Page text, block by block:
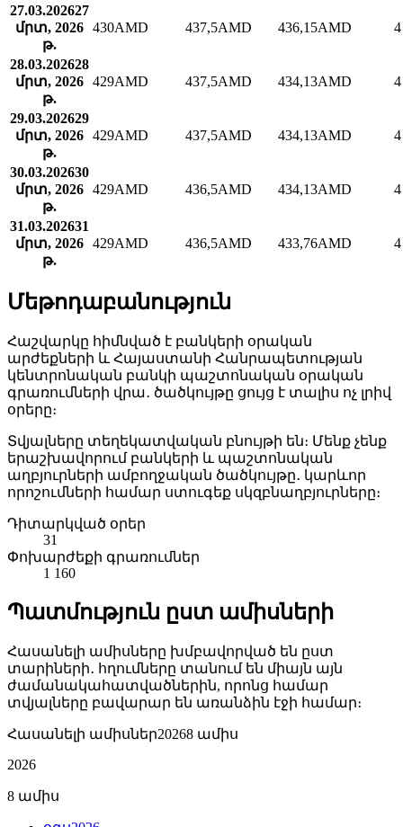
27.03.202627
մրտ, 2026
թ.
430AMD 437,5AMD 436,15AMD 4
28.03.202628
մրտ, 2026
թ.
429AMD 437,5AMD 434,13AMD 4
29.03.202629
մրտ, 2026
թ.
429AMD 437,5AMD 434,13AMD 4
30.03.202630
մրտ, 2026
թ.
429AMD 436,5AMD 434,13AMD 4
31.03.202631
մրտ, 2026
թ.
429AMD 436,5AMD 433,76AMD 4
Մեթոդաբանություն
Հաշվարկը հիմնված է բանկերի օրական
արժեքների և Հայաստանի Հանրապետության
կենտրոնական բանկի պաշտոնական օրական
գրառումների վրա․ ծածկույթը ցույց է տալիս ոչ լրիվ
օրերը։
Տվյալները տեղեկատվական բնույթի են։ Մենք չենք
երաշխավորում բանկերի և պաշտոնական
աղբյուրների ամբողջական ծածկույթը․ կարևոր
որոշումների համար ստուգեք սկզբնաղբյուրները։
Դիտարկված օրեր
31
Փոխարժեքի գրառումներ
1 160
Պատմություն ըստ ամիսների
Հասանելի ամիսները խմբավորված են ըստ
տարիների․ հղումները տանում են միայն այն
ժամանակահատվածներին, որոնց համար
տվյալները բավարար են առանձին էջի համար։
Հասանելի ամիսներ20268 ամիս
2026
8 ամիս